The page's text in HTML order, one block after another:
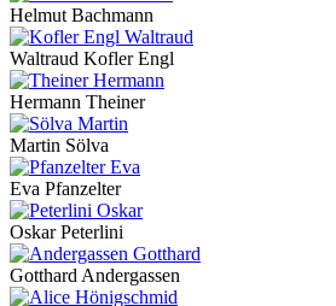
Helmut Bachmann
Waltraud Kofler Engl
Hermann Theiner
Martin Sölva
Eva Pfanzelter
Oskar Peterlini
Gotthard Andergassen